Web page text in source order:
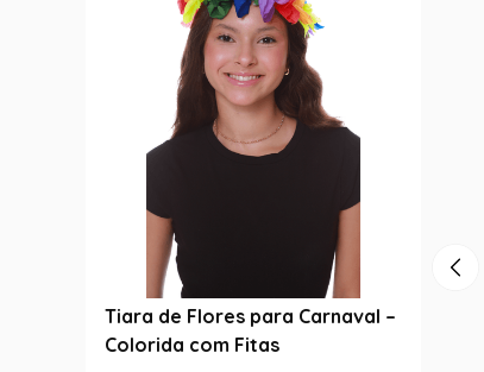
Tiara de Flores para Carnaval –
Colorida com Fitas